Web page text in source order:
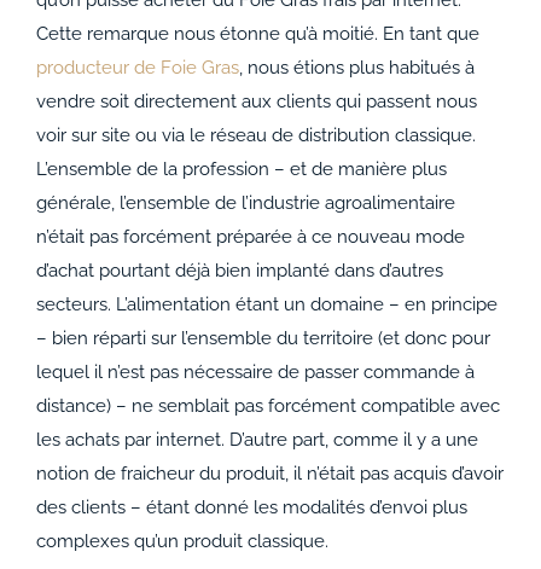
MAGRETS DE CANARD
AUTRES
ACCOMPAGNEMENTS
Cette remarque nous étonne qu’à moitié. En tant que
producteur de Foie Gras, nous étions plus habitués à
vendre soit directement aux clients qui passent nous
voir sur site ou via le réseau de distribution classique.
L’ensemble de la profession – et de manière plus
générale, l’ensemble de l’industrie agroalimentaire
n’était pas forcément préparée à ce nouveau mode
d’achat pourtant déjà bien implanté dans d’autres
secteurs. L’alimentation étant un domaine – en principe
– bien réparti sur l’ensemble du territoire (et donc pour
lequel il n’est pas nécessaire de passer commande à
distance) – ne semblait pas forcément compatible avec
les achats par internet. D’autre part, comme il y a une
notion de fraicheur du produit, il n’était pas acquis d’avoir
des clients – étant donné les modalités d’envoi plus
complexes qu’un produit classique.